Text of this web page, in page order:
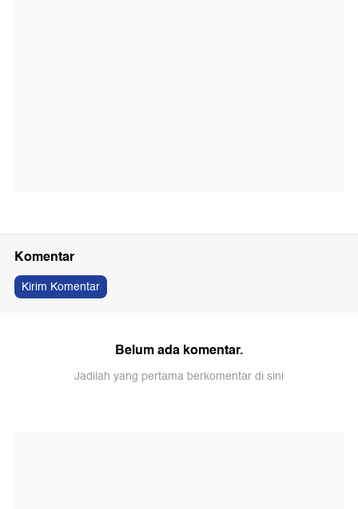
Komentar
Kirim Komentar
Belum ada komentar.
Jadilah yang pertama berkomentar di sini